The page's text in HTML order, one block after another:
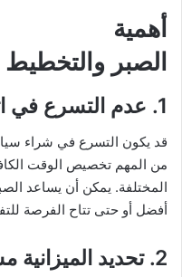
أهمية
الصبر
1. عدم التسرع في اتخاذ القرار
قد يكون التسرع في شراء
من المهم تخصيص الوقت
المختلفة. يمكن أن يساعد
أفضل أو حتى تتاح الفرصة
2. تحديد الميزانية مسبقًا